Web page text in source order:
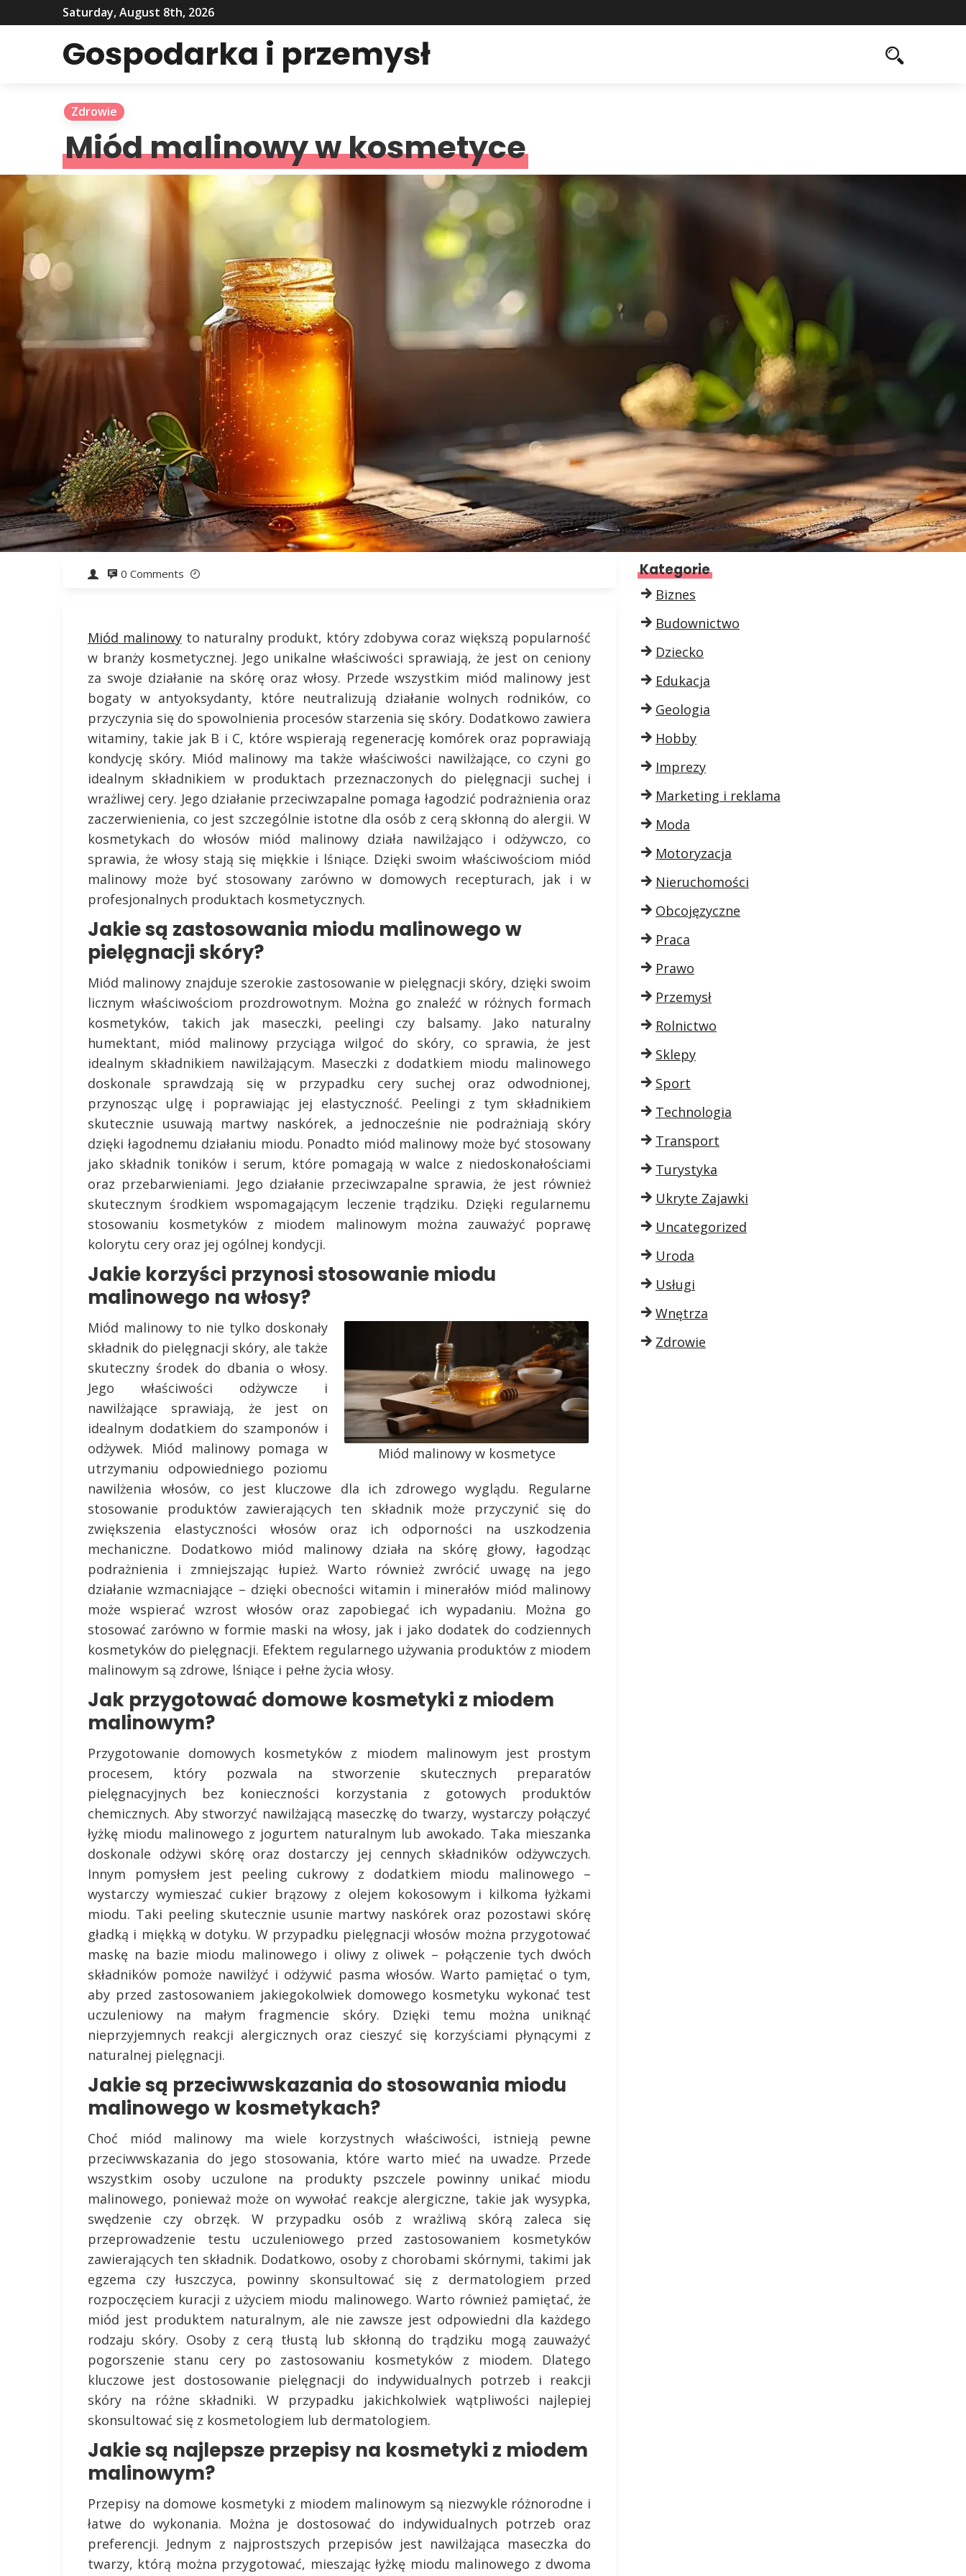
Saturday, August 8th, 2026
Gospodarka i przemysł
Zdrowie
Miód malinowy w kosmetyce
0 Comments
Miód malinowyto naturalny produkt, który zdobywa coraz większą popularność
w branży kosmetycznej. Jego unikalne właściwości sprawiają, że jest on ceniony
za swoje działanie na skórę oraz włosy. Przede wszystkim miód malinowy jest
bogaty w antyoksydanty, które neutralizują działanie wolnych rodników, co
przyczynia się do spowolnienia procesów starzenia się skóry. Dodatkowo zawiera
witaminy, takie jak B i C, które wspierają regenerację komórek oraz poprawiają
kondycję skóry. Miód malinowy ma także właściwości nawilżające, co czyni go
idealnym składnikiem w produktach przeznaczonych do pielęgnacji suchej i
wrażliwej cery. Jego działanie przeciwzapalne pomaga łagodzić podrażnienia oraz
zaczerwienienia, co jest szczególnie istotne dla osób z cerą skłonną do alergii. W
kosmetykach do włosów miód malinowy działa nawilżająco i odżywczo, co
sprawia, że włosy stają się miękkie i lśniące. Dzięki swoim właściwościom miód
malinowy może być stosowany zarówno w domowych recepturach, jak i w
profesjonalnych produktach kosmetycznych.
Jakie są zastosowania miodu malinowego w
pielęgnacji skóry?
Miód malinowy znajduje szerokie zastosowanie w pielęgnacji skóry, dzięki swoim
licznym właściwościom prozdrowotnym. Można go znaleźć w różnych formach
kosmetyków, takich jak maseczki, peelingi czy balsamy. Jako naturalny
humektant, miód malinowy przyciąga wilgoć do skóry, co sprawia, że jest
idealnym składnikiem nawilżającym. Maseczki z dodatkiem miodu malinowego
doskonale sprawdzają się w przypadku cery suchej oraz odwodnionej,
przynosząc ulgę i poprawiając jej elastyczność. Peelingi z tym składnikiem
skutecznie usuwają martwy naskórek, a jednocześnie nie podrażniają skóry
dzięki łagodnemu działaniu miodu. Ponadto miód malinowy może być stosowany
jako składnik toników i serum, które pomagają w walce z niedoskonałościami
oraz przebarwieniami. Jego działanie przeciwzapalne sprawia, że jest również
skutecznym środkiem wspomagającym leczenie trądziku. Dzięki regularnemu
stosowaniu kosmetyków z miodem malinowym można zauważyć poprawę
kolorytu cery oraz jej ogólnej kondycji.
Jakie korzyści przynosi stosowanie miodu
malinowego na włosy?
Miód malinowy w kosmetyce
Miód malinowy to nie tylko doskonały
składnik do pielęgnacji skóry, ale także
skuteczny środek do dbania o włosy.
Jego właściwości odżywcze i
nawilżające sprawiają, że jest on
idealnym dodatkiem do szamponów i
odżywek. Miód malinowy pomaga w
utrzymaniu odpowiedniego poziomu
nawilżenia włosów, co jest kluczowe dla ich zdrowego wyglądu. Regularne
stosowanie produktów zawierających ten składnik może przyczynić się do
zwiększenia elastyczności włosów oraz ich odporności na uszkodzenia
mechaniczne. Dodatkowo miód malinowy działa na skórę głowy, łagodząc
podrażnienia i zmniejszając łupież. Warto również zwrócić uwagę na jego
działanie wzmacniające – dzięki obecności witamin i minerałów miód malinowy
może wspierać wzrost włosów oraz zapobiegać ich wypadaniu. Można go
stosować zarówno w formie maski na włosy, jak i jako dodatek do codziennych
kosmetyków do pielęgnacji. Efektem regularnego używania produktów z miodem
malinowym są zdrowe, lśniące i pełne życia włosy.
Jak przygotować domowe kosmetyki z miodem
malinowym?
Przygotowanie domowych kosmetyków z miodem malinowym jest prostym
procesem, który pozwala na stworzenie skutecznych preparatów
pielęgnacyjnych bez konieczności korzystania z gotowych produktów
chemicznych. Aby stworzyć nawilżającą maseczkę do twarzy, wystarczy połączyć
łyżkę miodu malinowego z jogurtem naturalnym lub awokado. Taka mieszanka
doskonale odżywi skórę oraz dostarczy jej cennych składników odżywczych.
Innym pomysłem jest peeling cukrowy z dodatkiem miodu malinowego –
wystarczy wymieszać cukier brązowy z olejem kokosowym i kilkoma łyżkami
miodu. Taki peeling skutecznie usunie martwy naskórek oraz pozostawi skórę
gładką i miękką w dotyku. W przypadku pielęgnacji włosów można przygotować
maskę na bazie miodu malinowego i oliwy z oliwek – połączenie tych dwóch
składników pomoże nawilżyć i odżywić pasma włosów. Warto pamiętać o tym,
aby przed zastosowaniem jakiegokolwiek domowego kosmetyku wykonać test
uczuleniowy na małym fragmencie skóry. Dzięki temu można uniknąć
nieprzyjemnych reakcji alergicznych oraz cieszyć się korzyściami płynącymi z
naturalnej pielęgnacji.
Jakie są przeciwwskazania do stosowania miodu
malinowego w kosmetykach?
Choć miód malinowy ma wiele korzystnych właściwości, istnieją pewne
przeciwwskazania do jego stosowania, które warto mieć na uwadze. Przede
wszystkim osoby uczulone na produkty pszczele powinny unikać miodu
malinowego, ponieważ może on wywołać reakcje alergiczne, takie jak wysypka,
swędzenie czy obrzęk. W przypadku osób z wrażliwą skórą zaleca się
przeprowadzenie testu uczuleniowego przed zastosowaniem kosmetyków
zawierających ten składnik. Dodatkowo, osoby z chorobami skórnymi, takimi jak
egzema czy łuszczyca, powinny skonsultować się z dermatologiem przed
rozpoczęciem kuracji z użyciem miodu malinowego. Warto również pamiętać, że
miód jest produktem naturalnym, ale nie zawsze jest odpowiedni dla każdego
rodzaju skóry. Osoby z cerą tłustą lub skłonną do trądziku mogą zauważyć
pogorszenie stanu cery po zastosowaniu kosmetyków z miodem. Dlatego
kluczowe jest dostosowanie pielęgnacji do indywidualnych potrzeb i reakcji
skóry na różne składniki. W przypadku jakichkolwiek wątpliwości najlepiej
skonsultować się z kosmetologiem lub dermatologiem.
Jakie są najlepsze przepisy na kosmetyki z miodem
malinowym?
Przepisy na domowe kosmetyki z miodem malinowym są niezwykle różnorodne i
łatwe do wykonania. Można je dostosować do indywidualnych potrzeb oraz
preferencji. Jednym z najprostszych przepisów jest nawilżająca maseczka do
twarzy, którą można przygotować, mieszając łyżkę miodu malinowego z dwoma
Kategorie
Biznes
Budownictwo
Dziecko
Edukacja
Geologia
Hobby
Imprezy
Marketing i reklama
Moda
Motoryzacja
Nieruchomości
Obcojęzyczne
Praca
Prawo
Przemysł
Rolnictwo
Sklepy
Sport
Technologia
Transport
Turystyka
Ukryte Zajawki
Uncategorized
Uroda
Usługi
Wnętrza
Zdrowie